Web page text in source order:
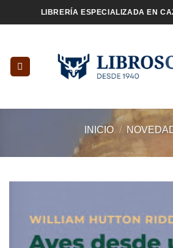
al
LIBRERÍA ESPECIALIZADA EN
INICIO /